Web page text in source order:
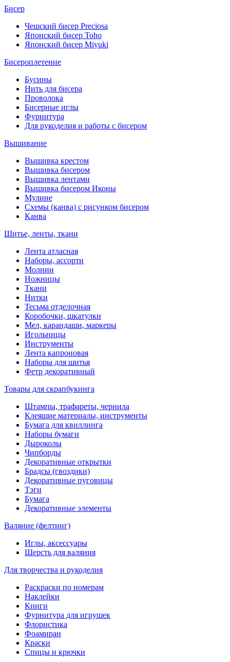
Бисер
Чешский бисер Preciosa
Японский бисер Toho
Японский бисер Miyuki
Бисероплетение
Бусины
Нить для бисера
Проволока
Бисерные иглы
Фурнитура
Для рукоделия и работы с бисером
Вышивание
Вышивка крестом
Вышивка бисером
Вышивка лентами
Вышивка бисером Иконы
Мулине
Схемы (канва) с рисунком бисером
Канва
Шитье, ленты, ткани
Лента атласная
Наборы, ассорти
Молнии
Ножницы
Ткани
Нитки
Тесьма отделочная
Коробочки, шкатулки
Мел, карандаши, маркеры
Игольницы
Инструменты
Лента капроновая
Наборы для шитья
Фетр декоративный
Товары для скрапбукинга
Штампы, трафареты, чернила
Клеящие материалы, инструменты
Бумага для квиллинга
Наборы бумаги
Дыроколы
Чипборды
Декоративные открытки
Брадсы (гвоздики)
Декоративные пуговицы
Тэги
Бумага
Декоративные элементы
Валяние (фелтинг)
Иглы, аксессуары
Шерсть для валяния
Для творчества и рукоделия
Раскраски по номерам
Наклейки
Книги
Фурнитура для игрушек
Флористика
Фоамиран
Краски
Спицы и крючки